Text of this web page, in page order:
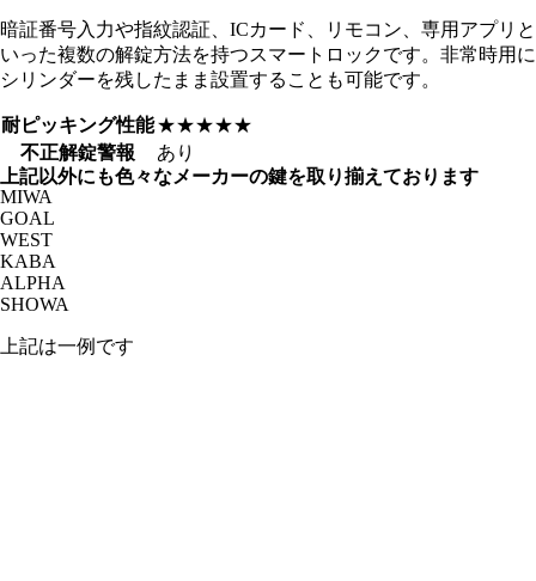
暗証番号入力や指紋認証、ICカード、リモコン、専用アプリと
いった複数の解錠方法を持つスマートロックです。非常時用に
シリンダーを残したまま設置することも可能です。
耐ピッキング性能★★★★★
不正解錠警報
あり
上記以外にも色々なメーカーの鍵を取り揃えております
MIWA
GOAL
WEST
KABA
ALPHA
SHOWA
上記は一例です